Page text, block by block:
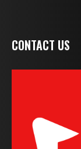
CONTACT US